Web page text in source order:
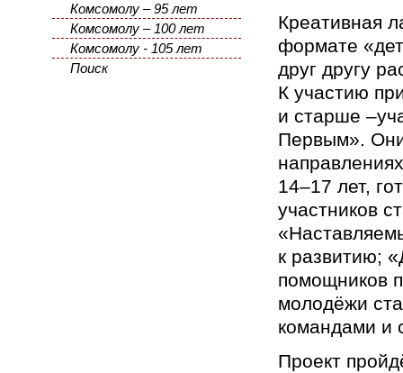
Комсомолу – 95 лет
Комсомолу – 100 лет
Комсомолу - 105 лет
Поиск
Креативная
формате
друг другу
К участию
и старше
Первым». Они
14–17 лет,
участников
к развитию;
помощников
молодёжи
командами и
Проект